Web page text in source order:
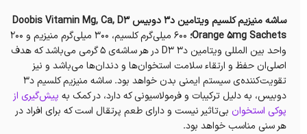
ساشه منیزیم کلسیم ویتامین د۳ دوبیس Doobis Vitamin Mg, Ca, D3
Orange 5mg Sachets؛
۶۰۰ میلی‌گرم کلسیم، ۳۰۰ میلی‌گرم منیزیم و ۲۰۰
واحد بین المللی ویتامین د۳ D3 در هر ساشه‌ی ۵ گرمی می‌باشد که هدف
اصلی‌ان حفظ و ارتقاء سلامت استخوان‌ها و دندان‌ها می‌باشد و نیز
تقویت‌کننده‌ی سیستم ایمنی بدن خواهد بود. ساشه منیزیم کلسیم د۳
دوبیس، به دلیل ترکیبات و فرمولاسیونی که دارد، در کمک به پیش‌گیری از
پوکی استخوان بی‌تاثیر نیست و دارای طعم پرتقال است که برای افراد در
هر سنی مناسب خواهد بود.